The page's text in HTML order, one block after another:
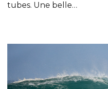
tubes. Une belle…